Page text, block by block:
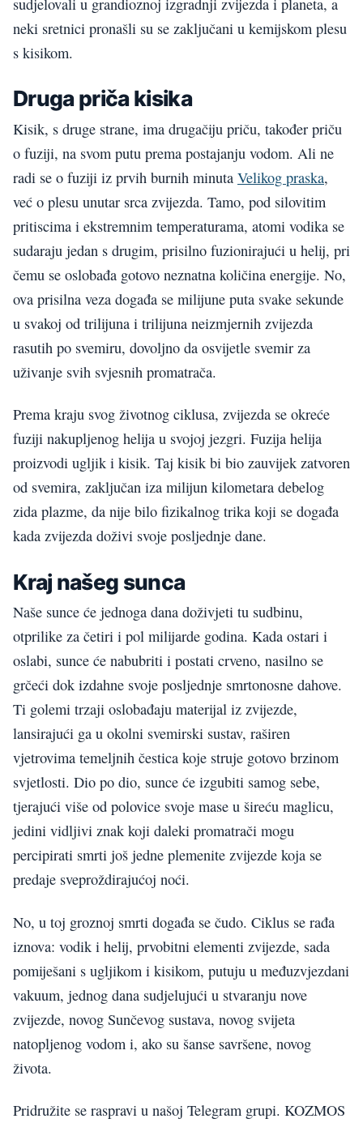
neki sretnici pronašli su se zaključani u kemijskom plesu
s kisikom.
Druga priča kisika
Kisik, s druge strane, ima drugačiju priču, također priču
o fuziji, na svom putu prema postajanju vodom. Ali ne
radi se o fuziji iz prvih burnih minuta Velikog praska,
već o plesu unutar srca zvijezda. Tamo, pod silovitim
pritiscima i ekstremnim temperaturama, atomi vodika se
sudaraju jedan s drugim, prisilno fuzionirajući u helij, pri
čemu se oslobađa gotovo neznatna količina energije. No,
ova prisilna veza događa se milijune puta svake sekunde
u svakoj od trilijuna i trilijuna neizmjernih zvijezda
rasutih po svemiru, dovoljno da osvijetle svemir za
uživanje svih svjesnih promatrača.
Prema kraju svog životnog ciklusa, zvijezda se okreće
fuziji nakupljenog helija u svojoj jezgri. Fuzija helija
proizvodi ugljik i kisik. Taj kisik bi bio zauvijek zatvoren
od svemira, zaključan iza milijun kilometara debelog
zida plazme, da nije bilo fizikalnog trika koji se događa
kada zvijezda doživi svoje posljednje dane.
Kraj našeg sunca
Naše sunce će jednoga dana doživjeti tu sudbinu,
otprilike za četiri i pol milijarde godina. Kada ostari i
oslabi, sunce će nabubriti i postati crveno, nasilno se
grčeći dok izdahne svoje posljednje smrtonosne dahove.
Ti golemi trzaji oslobađaju materijal iz zvijezde,
lansirajući ga u okolni svemirski sustav, raširen
vjetrovima temeljnih čestica koje struje gotovo brzinom
svjetlosti. Dio po dio, sunce će izgubiti samog sebe,
tjerajući više od polovice svoje mase u šireću maglicu,
jedini vidljivi znak koji daleki promatrači mogu
percipirati smrti još jedne plemenite zvijezde koja se
predaje sveproždirajućoj noći.
No, u toj groznoj smrti događa se čudo. Ciklus se rađa
iznova: vodik i helij, prvobitni elementi zvijezde, sada
pomiješani s ugljikom i kisikom, putuju u međuzvjezdani
vakuum, jednog dana sudjelujući u stvaranju nove
zvijezde, novog Sunčevog sustava, novog svijeta
natopljenog vodom i, ako su šanse savršene, novog
života.
Pridružite se raspravi u našoj Telegram grupi. KOZMOS